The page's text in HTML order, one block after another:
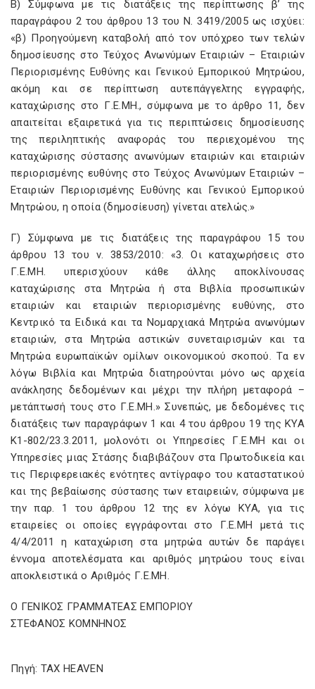
Β) Σύμφωνα με τις διατάξεις της περίπτωσης β’ της
παραγράφου 2 του άρθρου 13 του Ν. 3419/2005 ως ισχύει:
«β) Προηγούμενη καταβολή από τον υπόχρεο των τελών
δημοσίευσης στο Τεύχος Ανωνύμων Εταιριών – Εταιριών
Περιορισμένης Ευθύνης και Γενικού Εμπορικού Μητρώου,
ακόμη και σε περίπτωση αυτεπάγγελτης εγγραφής,
καταχώρισης στο Γ.Ε.ΜΗ., σύμφωνα με το άρθρο 11, δεν
απαιτείται εξαιρετικά για τις περιπτώσεις δημοσίευσης
της περιληπτικής αναφοράς του περιεχομένου της
καταχώρισης σύστασης ανωνύμων εταιριών και εταιριών
περιορισμένης ευθύνης στο Τεύχος Ανωνύμων Εταιριών –
Εταιριών Περιορισμένης Ευθύνης και Γενικού Εμπορικού
Μητρώου, η οποία (δημοσίευση) γίνεται ατελώς.»
Γ) Σύμφωνα με τις διατάξεις της παραγράφου 15 του
άρθρου 13 του ν. 3853/2010: «3. Οι καταχωρήσεις στο
Γ.Ε.ΜΗ. υπερισχύουν κάθε άλλης αποκλίνουσας
καταχώρισης στα Μητρώα ή στα Βιβλία προσωπικών
εταιριών και εταιριών περιορισμένης ευθύνης, στο
Κεντρικό τα Ειδικά και τα Νομαρχιακά Μητρώα ανωνύμων
εταιριών, στα Μητρώα αστικών συνεταιρισμών και τα
Μητρώα ευρωπαϊκών ομίλων οικονομικού σκοπού. Τα εν
λόγω Βιβλία και Μητρώα διατηρούνται μόνο ως αρχεία
ανάκλησης δεδομένων και μέχρι την πλήρη μεταφορά –
μετάπτωσή τους στο Γ.Ε.ΜΗ.» Συνεπώς, με δεδομένες τις
διατάξεις των παραγράφων 1 και 4 του άρθρου 19 της ΚΥΑ
K1-802/23.3.2011, μολονότι οι Υπηρεσίες Γ.Ε.ΜΗ και οι
Υπηρεσίες μιας Στάσης διαβιβάζουν στα Πρωτοδικεία και
τις Περιφερειακές ενότητες αντίγραφο του καταστατικού
και της βεβαίωσης σύστασης των εταιρειών, σύμφωνα με
την παρ. 1 του άρθρου 12 της εν λόγω ΚΥΑ, για τις
εταιρείες οι οποίες εγγράφονται στο Γ.Ε.ΜΗ μετά τις
4/4/2011 η καταχώριση στα μητρώα αυτών δε παράγει
έννομα αποτελέσματα και αριθμός μητρώου τους είναι
αποκλειστικά ο Αριθμός Γ.Ε.ΜΗ.
Ο ΓΕΝΙΚΟΣ ΓΡΑΜΜΑΤΕΑΣ ΕΜΠΟΡΙΟΥ
ΣΤΕΦΑΝΟΣ ΚΟΜΝΗΝΟΣ
Πηγή: TAX HEAVEN